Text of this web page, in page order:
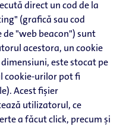
direct un cod de la
(grafică sau cod
de "web beacon") sunt
acestora, un cookie
este stocat pe
cookie-urilor pot fi
Acest fișier
utilizatorul, ce
a făcut click, precum și